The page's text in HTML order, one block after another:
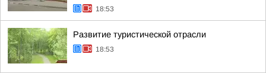
18:53
Развитие туристической отрасли
18:53